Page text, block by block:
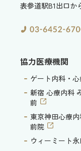
表参道駅B1出口か
協力医療機関
ゲート内科・
新宿 心療内科
前
東京神田心療
前院
ウィーミート